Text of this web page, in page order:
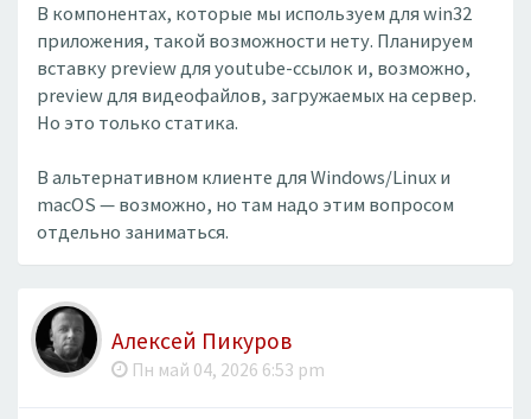
В компонентах, которые мы используем для win32
приложения, такой возможности нету. Планируем
вставку preview для youtube-ссылок и, возможно,
preview для видеофайлов, загружаемых на сервер.
Но это только статика.
В альтернативном клиенте для Windows/Linux и
macOS — возможно, но там надо этим вопросом
отдельно заниматься.
Алексей Пикуров
Пн май 04, 2026 6:53 pm